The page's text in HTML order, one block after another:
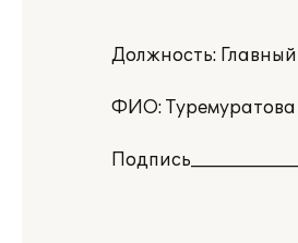
Должность: Главный
ФИО: Туремуратова